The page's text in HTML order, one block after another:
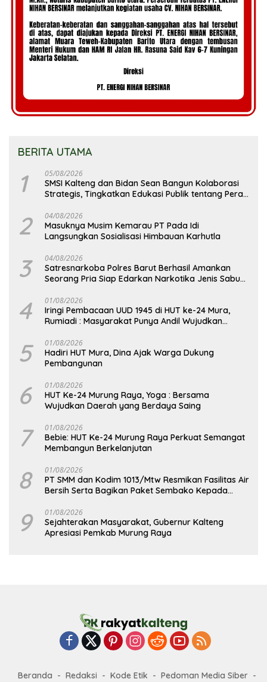
BERITA UTAMA
1 05/08/2026
SMSI Kalteng dan Bidan Sean Bangun Kolaborasi
Strategis, Tingkatkan Edukasi Publik tentang Peran
2 04/08/2026
Masuknya Musim Kemarau PT Pada Idi
Langsungkan Sosialisasi Himbauan Karhutla
3 04/08/2026
Satresnarkoba Polres Barut Berhasil Amankan
Seorang Pria Siap Edarkan Narkotika Jenis Sabu
4 01/08/2026
Iringi Pembacaan UUD 1945 di HUT ke-24 Mura,
Rumiadi : Masyarakat Punya Andil Wujudkan
5 01/08/2026
Hadiri HUT Mura, Dina Ajak Warga Dukung
Pembangunan
6 01/08/2026
HUT Ke-24 Murung Raya, Yoga : Bersama
Wujudkan Daerah yang Berdaya Saing
7 01/08/2026
Bebie: HUT Ke-24 Murung Raya Perkuat Semangat
Membangun Berkelanjutan
8 01/08/2026
PT SMM dan Kodim 1013/Mtw Resmikan Fasilitas Air
Bersih Serta Bagikan Paket Sembako Kepada
9 01/08/2026
Sejahterakan Masyarakat, Gubernur Kalteng
Apresiasi Pemkab Murung Raya
Beranda Redaksi Kode Etik Pedoman Media Siber